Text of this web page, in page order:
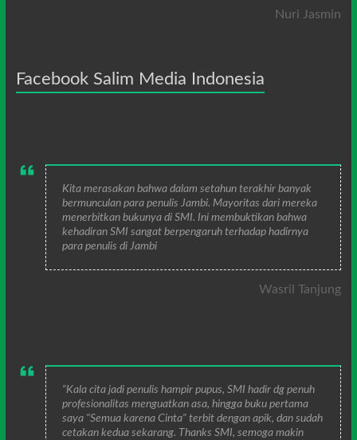
Nuri Jasmin
Facebook Salim Media Indonesia
Kita merasakan bahwa dalam setahun terakhir banyak
bermunculan para penulis Jambi. Mayoritas dari mereka
menerbitkan bukunya di SMI. Ini membuktikan bahwa
kehadiran SMI sangat berpengaruh terhadap hadirnya
para penulis di Jambi
Wasril Tanjung
"Kala cita jadi penulis hampir pupus, SMI hadir dg penuh
profesionalitas menguatkan asa, hingga buku pertama
saya "Semua karena Cinta" terbit dengan apik, dan sudah
cetakan kedua sekarang. Thanks SMI, semoga makin